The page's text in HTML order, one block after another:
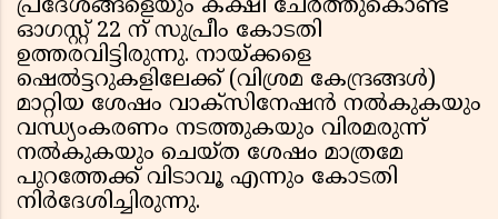
പ്രദേശങ്ങളെയും കക്ഷി ചേർത്തുകൊണ്ട്
ഓഗസ്റ്റ് 22 ന് സുപ്രീം കോടതി
ഉത്തരവിട്ടിരുന്നു. നായ്ക്കളെ
ഷെൽട്ടറുകളിലേക്ക് (വിശ്രമ കേന്ദ്രങ്ങൾ)
മാറ്റിയ ശേഷം വാക്സിനേഷൻ നൽകുകയും
വന്ധ്യംകരണം നടത്തുകയും വിരമരുന്ന്
നൽകുകയും ചെയ്ത ശേഷം മാത്രമേ
പുറത്തേക്ക് വിടാവൂ എന്നും കോടതി
നിർദേശിച്ചിരുന്നു.